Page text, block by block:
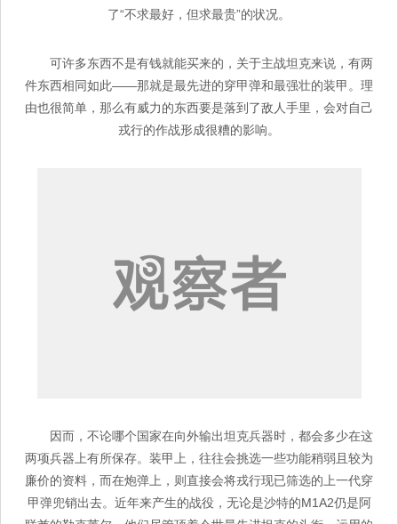
了“不求最好，但求最贵”的状况。
可许多东西不是有钱就能买来的，关于主战坦克来说，有两
件东西相同如此——那就是最先进的穿甲弹和最强壮的装甲。理
由也很简单，那么有威力的东西要是落到了敌人手里，会对自己
戎行的作战形成很糟的影响。
因而，不论哪个国家在向外输出坦克兵器时，都会多少在这
两项兵器上有所保存。装甲上，往往会挑选一些功能稍弱且较为
廉价的资料，而在炮弹上，则直接会将戎行现已筛选的上一代穿
甲弹兜销出去。近年来产生的战役，无论是沙特的M1A2仍是阿